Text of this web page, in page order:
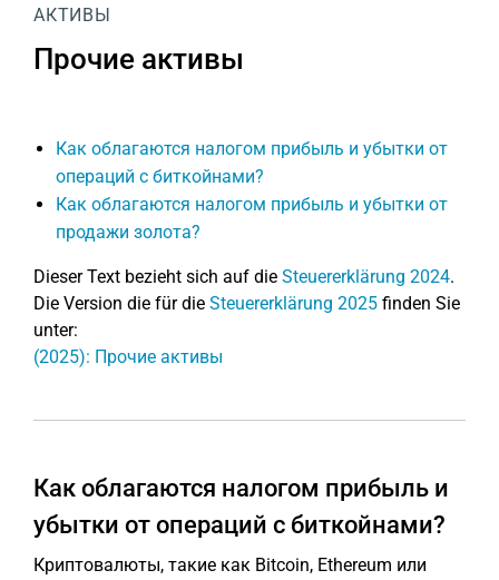
АКТИВЫ
Прочие активы
Как облагаются налогом прибыль и убытки от
операций с биткойнами?
Как облагаются налогом прибыль и убытки от
продажи золота?
Dieser Text bezieht sich auf die Steuererklärung 2024.
Die Version die für die Steuererklärung 2025 finden Sie
unter:
(2025): Прочие активы
Как облагаются налогом прибыль и
убытки от операций с биткойнами?
Криптовалюты, такие как Bitcoin, Ethereum или